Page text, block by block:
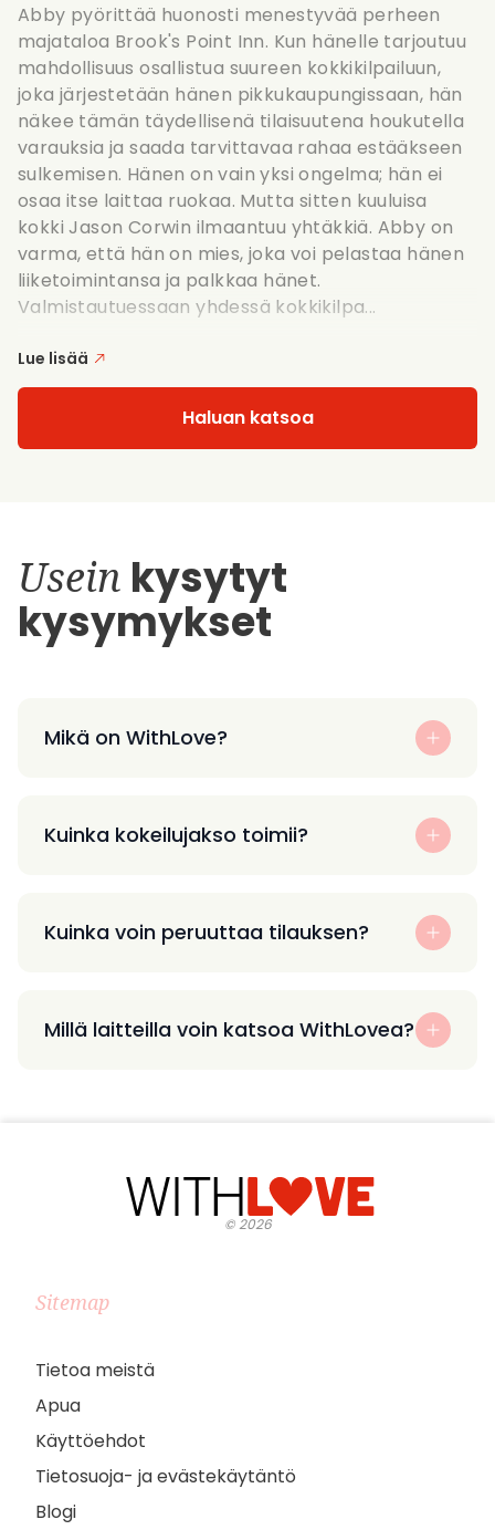
Abby pyörittää huonosti menestyvää perheen
majataloa Brook's Point Inn. Kun hänelle tarjoutuu
mahdollisuus osallistua suureen kokkikilpailuun,
joka järjestetään hänen pikkukaupungissaan, hän
näkee tämän täydellisenä tilaisuutena houkutella
varauksia ja saada tarvittavaa rahaa estääkseen
sulkemisen. Hänen on vain yksi ongelma; hän ei
osaa itse laittaa ruokaa. Mutta sitten kuuluisa
kokki Jason Corwin ilmaantuu yhtäkkiä. Abby on
varma, että hän on mies, joka voi pelastaa hänen
liiketoimintansa ja palkkaa hänet.
Valmistautuessaan yhdessä kokkikilpa...
Lue lisää
Haluan katsoa
Usein kysytyt
kysymykset
Mikä on WithLove?
Kuinka kokeilujakso toimii?
Kuinka voin peruuttaa tilauksen?
Millä laitteilla voin katsoa WithLovea?
©2026
Sitemap
Tietoa meistä
Apua
Käyttöehdot
Tietosuoja- ja evästekäytäntö
Blogi